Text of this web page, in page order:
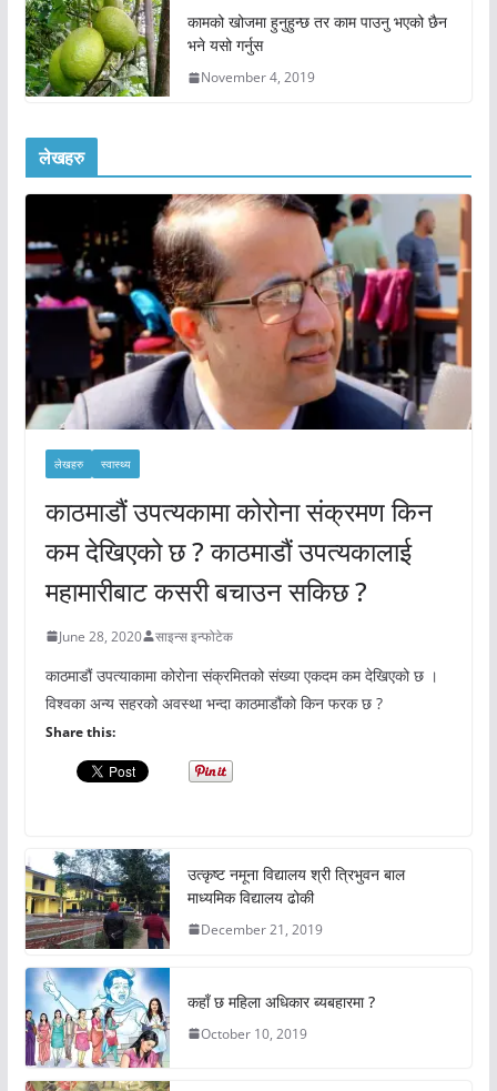
कामको खोजमा हुनुहुन्छ तर काम पाउनु भएको छैन
भने यसो गर्नुस
November 4, 2019
लेखहरु
लेखहरु स्वास्थ्य
काठमाडौं उपत्यकामा कोरोना संक्रमण किन
कम देखिएको छ ? काठमाडौं उपत्यकालाई
महामारीबाट कसरी बचाउन सकिछ ?
June 28, 2020 साइन्स इन्फोटेक
काठमाडौं उपत्याकामा कोरोना संक्रमितको संख्या एकदम कम देखिएको छ ।
विश्वका अन्य सहरको अवस्था भन्दा काठमाडौंको किन फरक छ ?
Share this:
उत्कृष्ट नमूना विद्यालय श्री त्रिभुवन बाल
माध्यमिक विद्यालय ढोकी
December 21, 2019
कहाँ छ महिला अधिकार ब्यबहारमा ?
October 10, 2019